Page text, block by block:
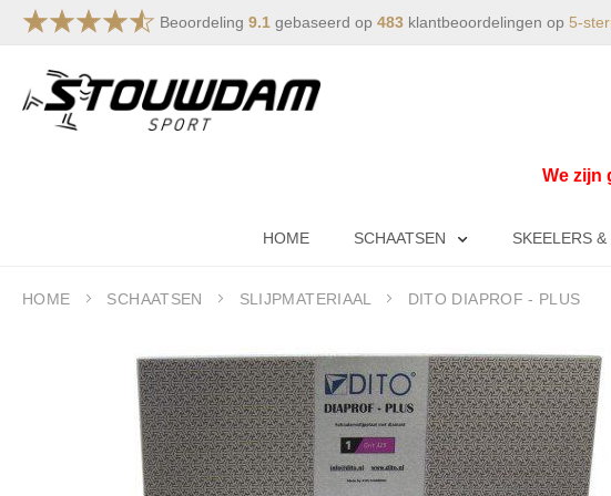
Beoordeling 9.1 gebaseerd op 483 klantbeoordelingen op 5-
Content
We zijn
HOME SCHAATSEN SKEELERS &
HOME SCHAATSEN SLIJPMATERIAAL DITO DIAPROF - PLUS